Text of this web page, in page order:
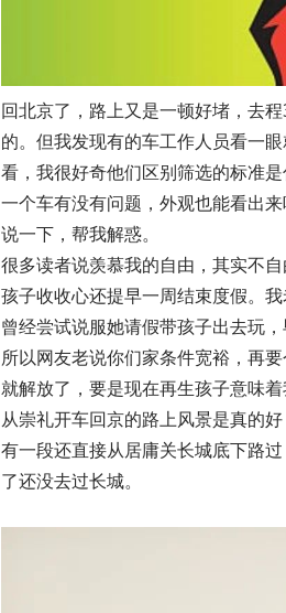
回北京了，路上又是一顿好堵，去
的。但我发现有的车工作人员看一
看，我很好奇他们区别筛选的标准是
一个车有没有问题，外观也能看出
说一下，帮我解惑。
很多读者说羡慕我的自由，其实不
孩子收收心还提早一周结束度假。
曾经尝试说服她请假带孩子出去玩
所以网友老说你们家条件宽裕，再
就解放了，要是现在再生孩子意味
从崇礼开车回京的路上风景是真的
有一段还直接从居庸关长城底下路
了还没去过长城。